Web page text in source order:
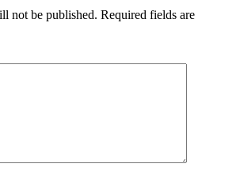
not be published. Required fields are